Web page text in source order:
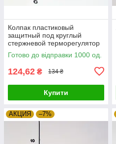
Колпак пластиковый
защитный под круглый
стержневой терморегулятор
Zipexpert
Готово до відправки 1000 од.
124,62 ₴ 134 ₴
Купити
АКЦИЯ –7%